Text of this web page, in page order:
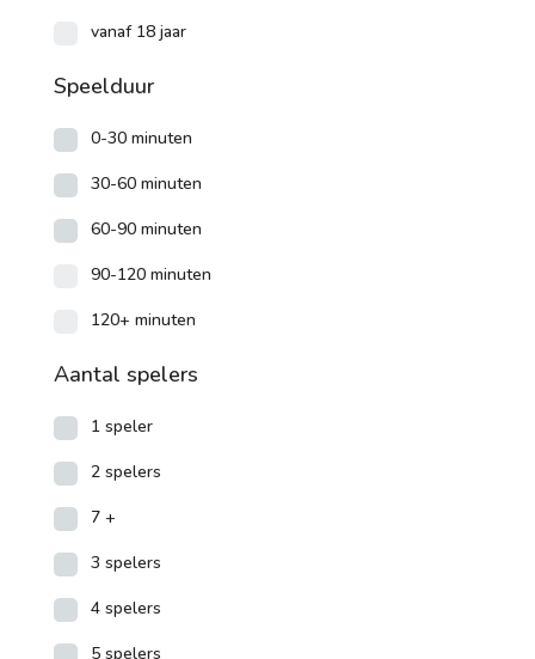
vanaf 18 jaar
Speelduur
0-30 minuten
30-60 minuten
60-90 minuten
90-120 minuten
120+ minuten
Aantal spelers
1 speler
2 spelers
7 +
3 spelers
4 spelers
5 spelers